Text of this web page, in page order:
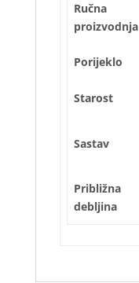
Ručna
proizvodnja
Porijeklo
Starost
Sastav
Približna
debljina